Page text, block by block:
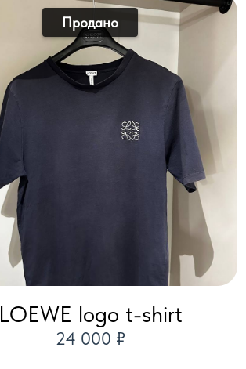
Продано
LOEWE logo t-shirt
24 000 ₽